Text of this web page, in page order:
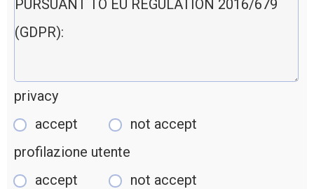
privacy
accept
not accept
profilazione utente
accept
not accept